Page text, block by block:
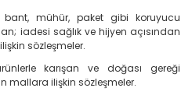
mühür, paket gibi koruyucu
iadesi sağlık ve hijyen açısından
sözleşmeler.
karışan ve doğası gereği
mallara ilişkin sözleşmeler.